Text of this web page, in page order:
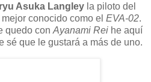
Asuka Langley la piloto del
mejor conocido como el EVA-02.
quedo con Ayanami Rei he aquí
sé que le gustará a más de uno.